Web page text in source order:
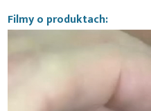
Filmy o produktach: